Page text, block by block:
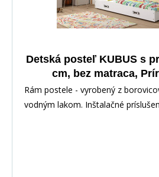
Detská posteľ KUBUS s
cm, bez matraca,
Rám postele - vyrobený z
vodným lakom. Inštalačné